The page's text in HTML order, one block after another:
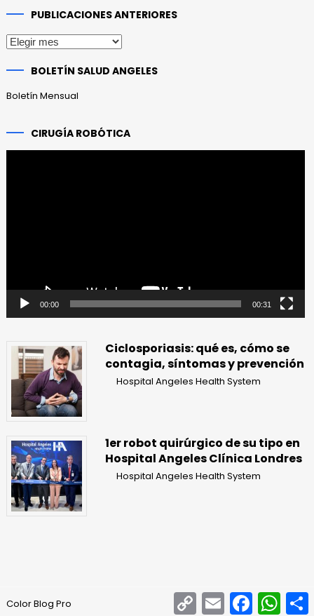
PUBLICACIONES ANTERIORES
Publicaciones
BOLETÍN SALUD ANGELES
Boletín Mensual
CIRUGÍA ROBÓTICA
00:00 00:31
Ciclosporiasis: qué es, cómo se
contagia, síntomas y prevención
Hospital Angeles Health System
1er robot quirúrgico de su tipo en
Hospital Angeles Clínica Londres
Hospital Angeles Health System
Color Blog Pro Copy
Link
Email Facebook